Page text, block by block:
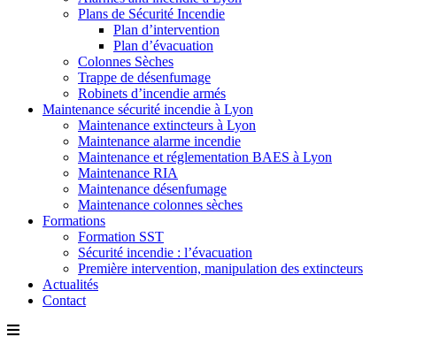
Plans de Sécurité Incendie
Plan d’intervention
Plan d’évacuation
Colonnes Sèches
Trappe de désenfumage
Robinets d’incendie armés
Maintenance sécurité incendie à Lyon
Maintenance extincteurs à Lyon
Maintenance alarme incendie
Maintenance et réglementation BAES à Lyon
Maintenance RIA
Maintenance désenfumage
Maintenance colonnes sèches
Formations
Formation SST
Sécurité incendie : l’évacuation
Première intervention, manipulation des extincteurs
Actualités
Contact